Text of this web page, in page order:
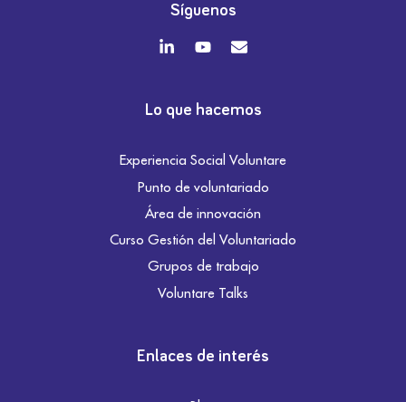
Síguenos
Lo que hacemos
Experiencia Social Voluntare
Punto de voluntariado
Área de innovación
Curso Gestión del Voluntariado
Grupos de trabajo
Voluntare Talks
Enlaces de interés